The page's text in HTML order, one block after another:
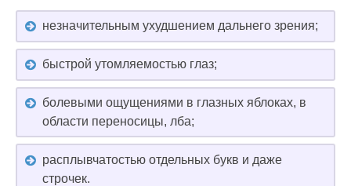
незначительным ухудшением дальнего зрения;
быстрой утомляемостью глаз;
болевыми ощущениями в глазных яблоках, в
области переносицы, лба;
расплывчатостью отдельных букв и даже
строчек.